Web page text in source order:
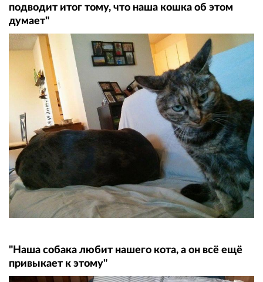
подводит итог тому, что наша кошка об этом
думает"
"Наша собака любит нашего кота, а он всё ещё
привыкает к этому"